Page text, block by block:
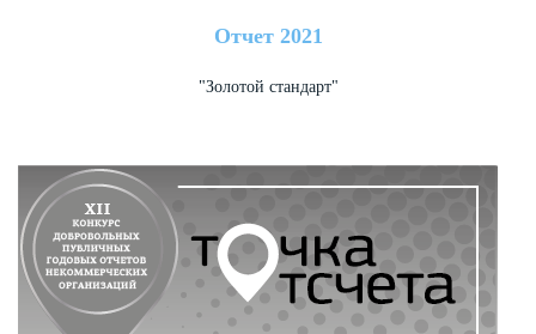
Отчет 2021
"Золотой стандарт"